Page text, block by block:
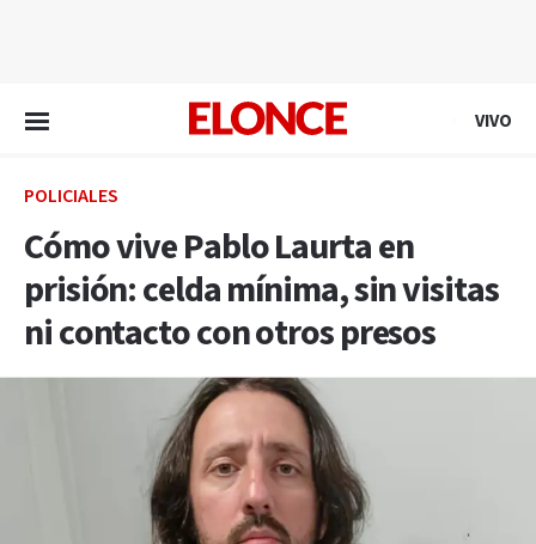
VIVO
POLICIALES
Cómo vive Pablo Laurta en
prisión: celda mínima, sin visitas
ni contacto con otros presos